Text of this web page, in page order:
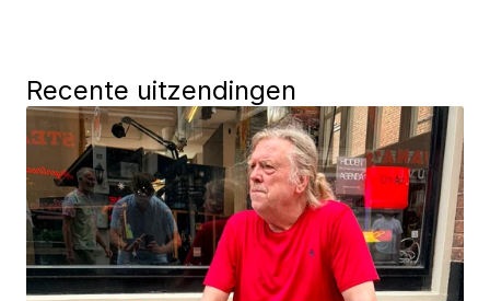
Recente uitzendingen